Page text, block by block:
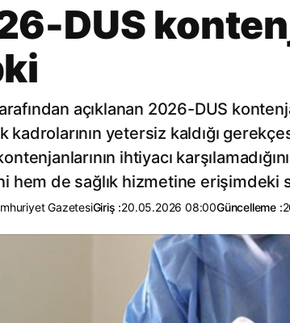
DUS
açıklanan 2026-DUS
kadrolarının yetersiz kaldığı
ihtiyacı
hem de sağlık hizmetine erişimdeki
GazetesiGiriş :20.05.2026 08:00Güncelleme :